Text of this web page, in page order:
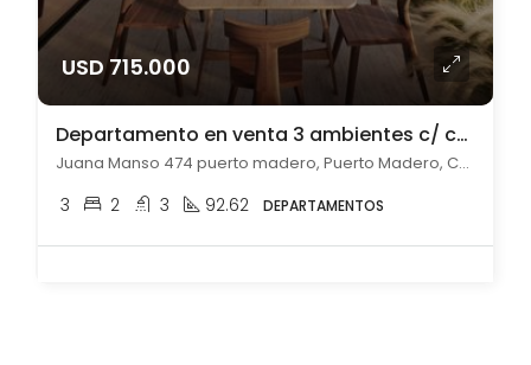
USD 715.000
Departamento en venta 3 ambientes c/ cochera en Puerto Madero
Juana Manso 474 puerto madero, Puerto Madero, Capital Federal
3 2 3 92.62 DEPARTAMENTOS